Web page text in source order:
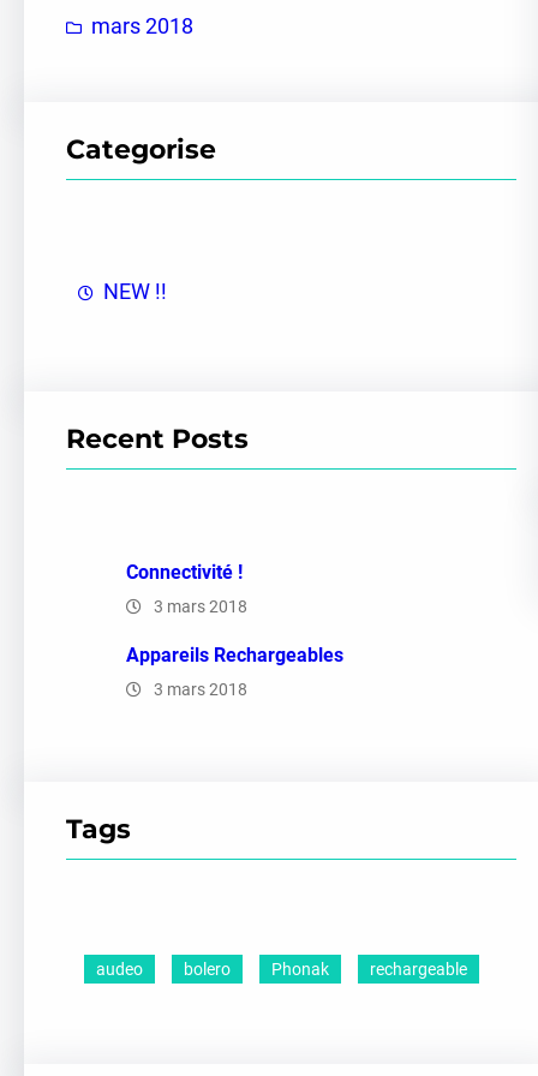
h
mars 2018
Categorise
NEW !!
Recent Posts
Connectivité !
3 mars 2018
Appareils Rechargeables
3 mars 2018
Tags
audeo bolero Phonak rechargeable